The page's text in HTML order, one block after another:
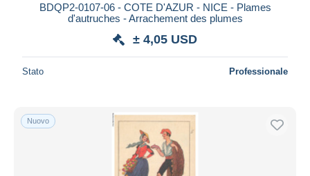
BDQP2-0107-06 - COTE D'AZUR - NICE - Plames
d'autruches - Arrachement des plumes
± 4,05 USD
Stato Professionale
Nuovo